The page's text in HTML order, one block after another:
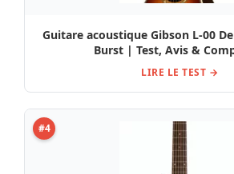
Guitare acoustique Gibson L-00
Burst | Test, Avis &
LIRE LE TEST →
#4